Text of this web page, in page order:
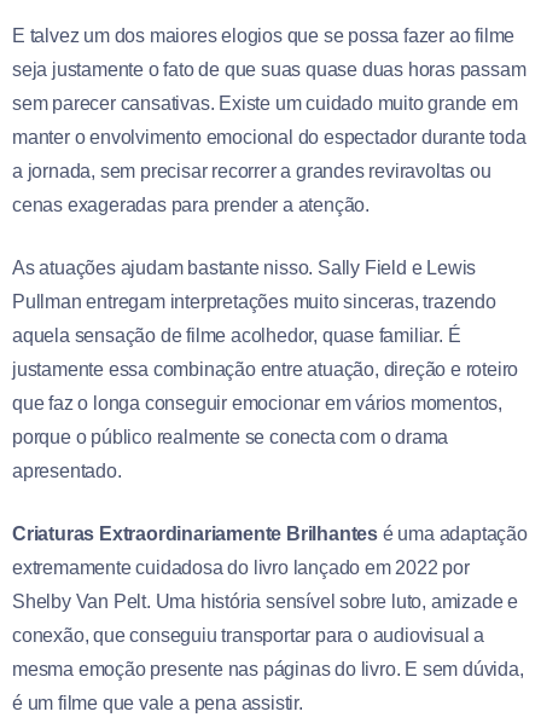
E talvez um dos maiores elogios que se possa fazer ao filme
seja justamente o fato de que suas quase duas horas passam
sem parecer cansativas. Existe um cuidado muito grande em
manter o envolvimento emocional do espectador durante toda
a jornada, sem precisar recorrer a grandes reviravoltas ou
cenas exageradas para prender a atenção.
As atuações ajudam bastante nisso. Sally Field e Lewis
Pullman entregam interpretações muito sinceras, trazendo
aquela sensação de filme acolhedor, quase familiar. É
justamente essa combinação entre atuação, direção e roteiro
que faz o longa conseguir emocionar em vários momentos,
porque o público realmente se conecta com o drama
apresentado.
Criaturas Extraordinariamente Brilhantes é uma adaptação
extremamente cuidadosa do livro lançado em 2022 por
Shelby Van Pelt. Uma história sensível sobre luto, amizade e
conexão, que conseguiu transportar para o audiovisual a
mesma emoção presente nas páginas do livro. E sem dúvida,
é um filme que vale a pena assistir.